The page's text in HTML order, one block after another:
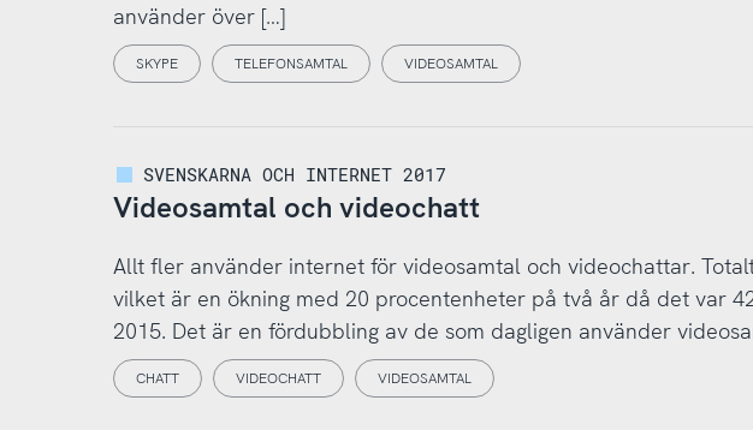
använder över […]
SKYPE TELEFONSAMTAL VIDEOSAMTAL
SVENSKARNA OCH INTERNET 2017
Videosamtal och videochatt
Allt fler använder internet för videosamtal och videochattar.
vilket är en ökning med 20 procentenheter på två år då det var
2015. Det är en fördubbling av de som dagligen använder
CHATT VIDEOCHATT VIDEOSAMTAL